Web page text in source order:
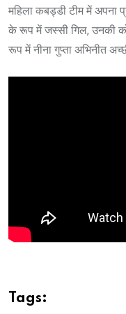
महिला कबड्डी टीम में अपना
के रूप में जस्सी गिल, उनकी
रूप में नीना गुप्ता अभिनीत
Tags: